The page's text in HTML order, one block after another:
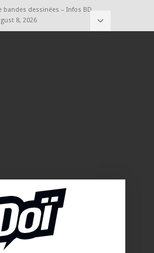
dessinées – Infos BD,
8, 2026